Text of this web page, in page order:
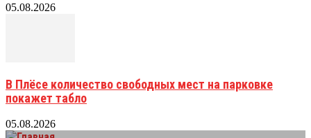
05.08.2026
В Плёсе количество свободных мест на парковке
покажет табло
05.08.2026